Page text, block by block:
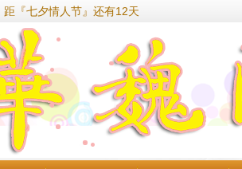
距『七夕情人节』还有12天